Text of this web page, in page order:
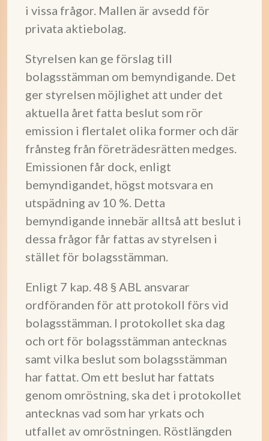
i vissa frågor. Mallen är avsedd för
privata aktiebolag.
Styrelsen kan ge förslag till
bolagsstämman om bemyndigande. Det
ger styrelsen möjlighet att under det
aktuella året fatta beslut som rör
emission i flertalet olika former och där
frånsteg från företrädesrätten medges.
Emissionen får dock, enligt
bemyndigandet, högst motsvara en
utspädning av 10 %. Detta
bemyndigande innebär alltså att beslut i
dessa frågor får fattas av styrelsen i
stället för bolagsstämman.
Enligt 7 kap. 48 § ABL ansvarar
ordföranden för att protokoll förs vid
bolagsstämman. I protokollet ska dag
och ort för bolagsstämman antecknas
samt vilka beslut som bolagsstämman
har fattat. Om ett beslut har fattats
genom omröstning, ska det i protokollet
antecknas vad som har yrkats och
utfallet av omröstningen. Röstlängden